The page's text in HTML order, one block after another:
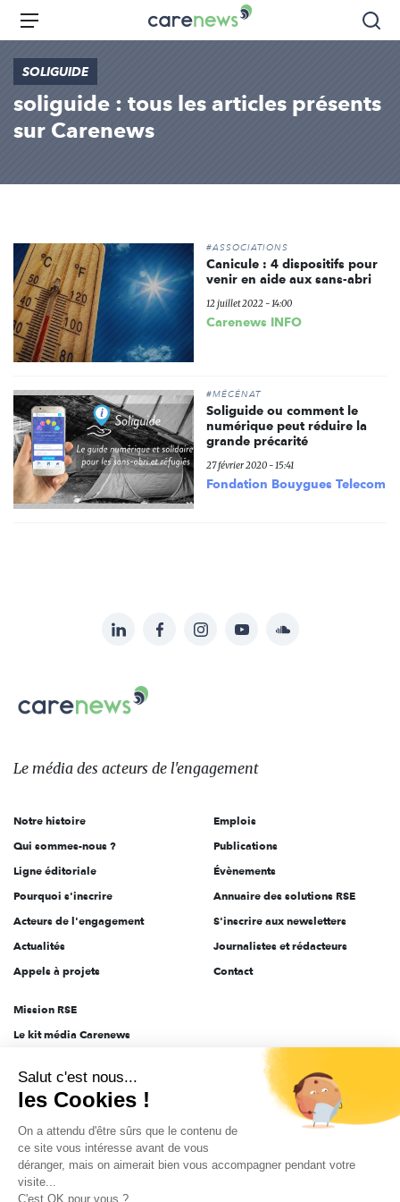
Aller
principal
Carenews,
Le
acteurs
l'engagement
Menu
SOLIGUIDE
soliguide : tous les articles présents
sur Carenews
#ASSOCIATIONS
Canicule : 4 dispositifs pour
venir en aide aux sans-abri
12 juillet 2022 - 14:00
Carenews INFO
#MÉCÉNAT
Soliguide ou comment le
numérique peut réduire la
grande précarité
27 février 2020 - 15:41
Fondation Bouygues Telecom
sur:
LinkedInFacebookInstagramYouTubeSoundcloud
Le
des
l'engagement
Le média des acteurs de l'engagement
Notre histoire
Qui sommes-nous ?
Ligne éditoriale
Pourquoi s'inscrire
Acteurs de l'engagement
Actualités
Appels à projets
Emplois
Publications
Évènements
Annuaire des solutions RSE
S'inscrire aux newsletters
Journalistes et rédacteurs
Contact
Mission RSE
Le kit média Carenews
AEF info
Novethic
PRODURABLE
Inclusiv Day
Salut c'est nous...
les Cookies !
On a attendu d'être sûrs que le contenu de
ce site vous intéresse avant de vous
déranger, mais on aimerait bien vous accompagner pendant votre
visite...
C'est OK pour vous ?